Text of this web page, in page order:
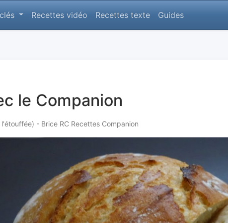
Recettes vidéo Recettes texte Guides
le Companion
- Brice RC Recettes Companion